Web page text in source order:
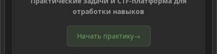
отработки навыков
Начать практику→